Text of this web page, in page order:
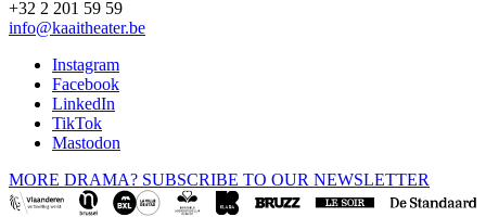
+32 2 201 59 59
info@kaaitheater.be
Instagram
Facebook
LinkedIn
TikTok
Mastodon
MORE DRAMA? SUBSCRIBE TO OUR NEWSLETTER